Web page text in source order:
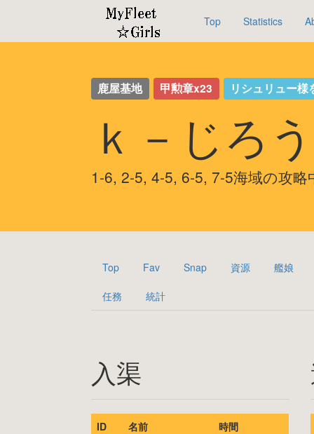
Top Statistics
鹿屋基地 甲勲章x23 リシュリュー
ｋ－じろ
1-6, 2-5, 4-5, 6-5, 7-5海域の攻略
Top Fav Snap 資源 艦娘
任務 統計
入渠
ID 名前
時間